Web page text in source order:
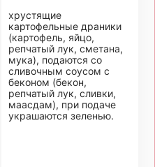
хрустящие
картофельные драники
(картофель, яйцо,
репчатый лук, сметана,
мука), подаются со
сливочным соусом с
беконом (бекон,
репчатый лук, сливки,
маасдам), при подаче
украшаются зеленью.